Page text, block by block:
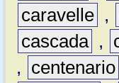
caravelle ,
cascada ,
,
centenario